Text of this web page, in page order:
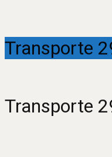
Transporte
Transporte